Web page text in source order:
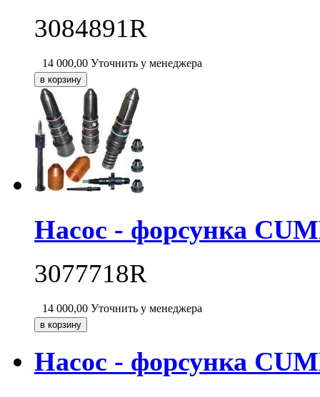
3084891R
14 000,00 Уточнить у менеджера
Насос - форсунка
3077718R
14 000,00 Уточнить у менеджера
Насос - форсунка